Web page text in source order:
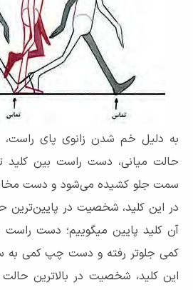
به دلیل خم شدن زانوی پای راست،
حالت میانی، دست راست بین کلید
سمت جلو کشیده می‌شود و دست
در این کلید، شخصیت در پایین‌ترین
آن کلید پایین میگوییم؛ دست
کمی جلوتر رفته و دست چپ کمی به
این کلید، شخصیت در بالاترین